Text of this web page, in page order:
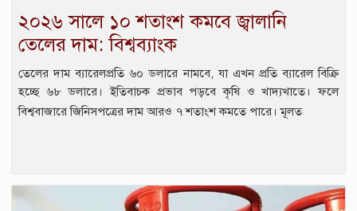
২০২৬ সালে ১০ শতাংশ কমবে জ্বালানি
তেলের দাম: বিশ্বব্যাংক
তেলের দাম ব্যারেলপ্রতি ৬০ ডলারে নামবে, যা এখন প্রতি ব্যারেল বিক্রি
হচ্ছে ৬৮ ডলারে। ইতিবাচক প্রভাব পড়বে কৃষি ও খাদ্যখাতে। ফলে
বিশ্ববাজারে জিনিসপত্রের দাম আরও ৭ শতাংশ কমতে পারে। মূলত